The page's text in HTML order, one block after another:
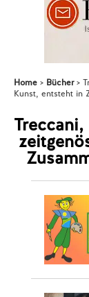
Home Bücher
Kunst, entsteht in